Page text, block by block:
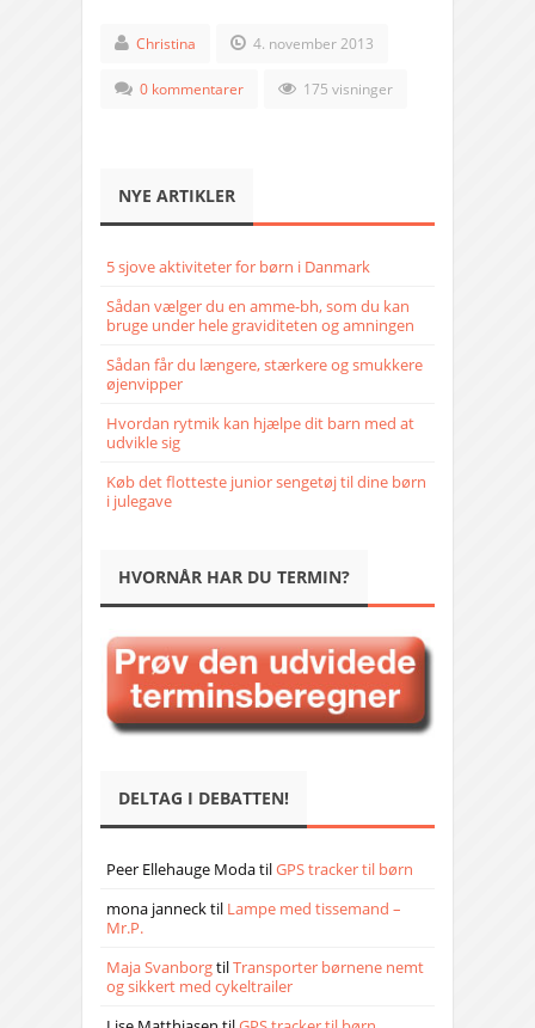
Christina 4. november 2013
0 kommentarer 175 visninger
NYE ARTIKLER
5 sjove aktiviteter for børn i Danmark
Sådan vælger du en amme-bh, som du kan
bruge under hele graviditeten og amningen
Sådan får du længere, stærkere og smukkere
øjenvipper
Hvordan rytmik kan hjælpe dit barn med at
udvikle sig
Køb det flotteste junior sengetøj til dine børn
i julegave
HVORNÅR HAR DU TERMIN?
DELTAG I DEBATTEN!
Peer Ellehauge ModatilGPS tracker til børn
mona jannecktil Lampe med tissemand –
Mr.P.
Maja SvanborgtilTransporter børnene nemt
og sikkert med cykeltrailer